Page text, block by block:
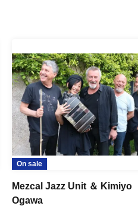
On sale
Mezcal Jazz Unit ＆ Kimiyo
Ogawa